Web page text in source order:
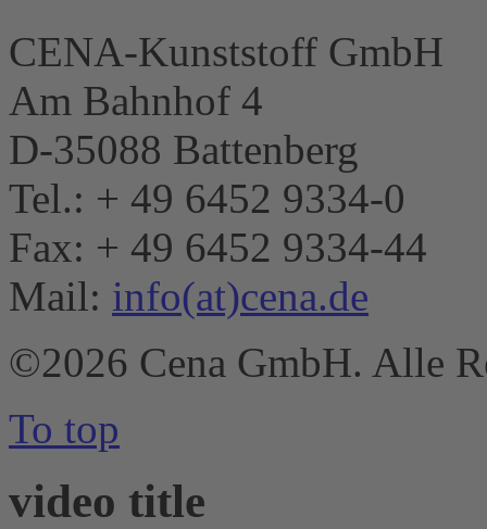
CENA-Kunststoff GmbH
Am Bahnhof 4
D-35088 Battenberg
Tel.: + 49 6452 9334-0
Fax: + 49 6452 9334-44
Mail: info(at)cena.de
©2026 Cena GmbH. Alle
To top
video title